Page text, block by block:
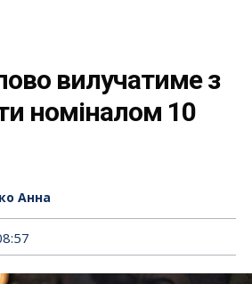
вилучатиме з
номіналом 10
Анна